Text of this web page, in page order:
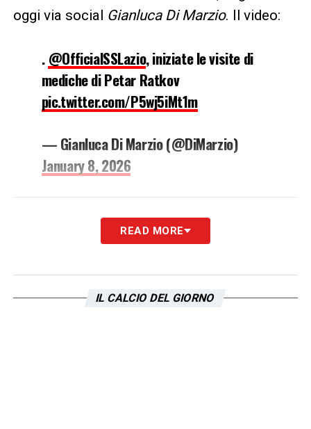
oggi via social Gianluca Di Marzio. Il video:
.@OfficialSSLazio, iniziate le visite di
mediche di Petar Ratkov
pic.twitter.com/P5wj5iMt1m
— Gianluca Di Marzio (@DiMarzio)
January 8, 2026
Ora le visite mediche sono terminate e il
giocatore è stato ritratto sorridente all’uscita
da Villa Mafalda. Le immagini:
READ MORE
IL CALCIO DEL GIORNO